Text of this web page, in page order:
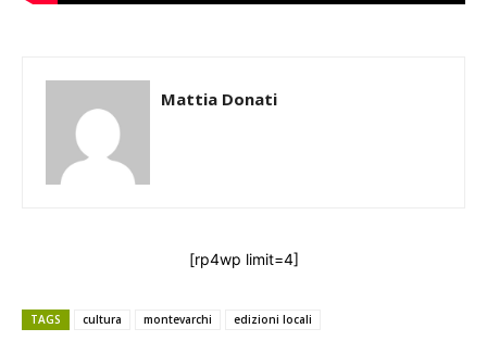
Mattia Donati
[rp4wp limit=4]
TAGS cultura montevarchi edizioni locali